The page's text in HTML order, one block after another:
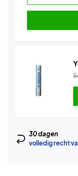
30 dagen
volledig recht